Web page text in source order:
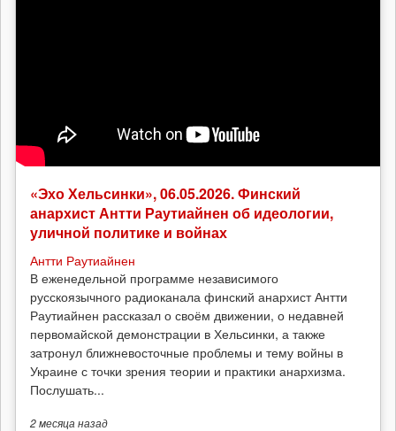
«Эхо Хельсинки», 06.05.2026. Финский
анархист Антти Раутиайнен об идеологии,
уличной политике и войнах
Антти Раутиайнен
В еженедельной программе независимого
русскоязычного радиоканала финский анархист Антти
Раутиайнен рассказал о своём движении, о недавней
первомайской демонстрации в Хельсинки, а также
затронул ближневосточные проблемы и тему войны в
Украине с точки зрения теории и практики анархизма.
Послушать...
2 месяца назад